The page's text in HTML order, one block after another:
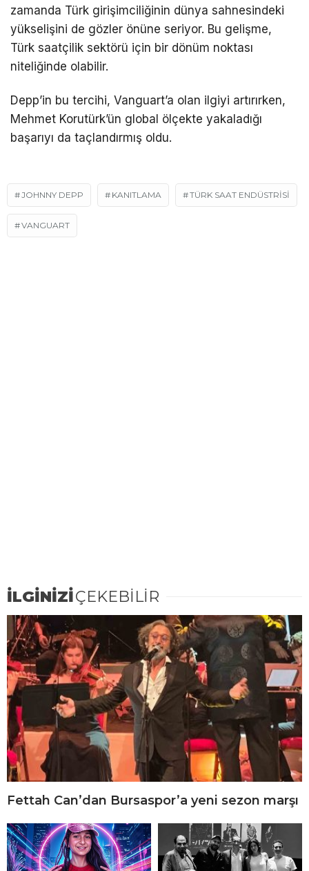
zamanda Türk girişimciliğinin dünya sahnesindeki
yükselişini de gözler önüne seriyor. Bu gelişme,
Türk saatçilik sektörü için bir dönüm noktası
niteliğinde olabilir.
Depp’in bu tercihi, Vanguart’a olan ilgiyi artırırken,
Mehmet Korutürk’ün global ölçekte yakaladığı
başarıyı da taçlandırmış oldu.
JOHNNY DEPP KANITLAMA TÜRK SAAT ENDÜSTRİSİ
VANGUART
İLGİNİZİÇEKEBİLİR
Fettah Can’dan Bursaspor’a yeni sezon marşı